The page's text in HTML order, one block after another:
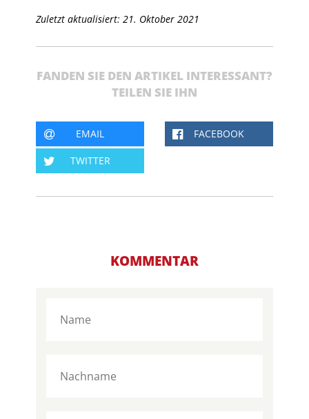
Zuletzt aktualisiert: 21. Oktober 2021
FANDEN SIE DEN ARTIKEL INTERESSANT?
TEILEN SIE IHN
EMAIL FACEBOOK
TWITTER
KOMMENTAR